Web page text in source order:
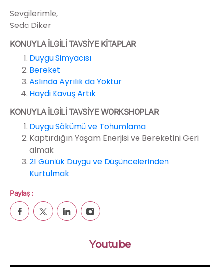
Sevgilerimle,
Seda Diker
KONUYLA İLGİLİ TAVSİYE KİTAPLAR
Duygu Simyacısı
Bereket
Aslında Ayrılık da Yoktur
Haydi Kavuş Artık
KONUYLA İLGİLİ TAVSİYE WORKSHOPLAR
Duygu Sökümü ve Tohumlama
Kaptırdığın Yaşam Enerjisi ve Bereketini Geri
almak
21 Günlük Duygu ve Düşüncelerinden
Kurtulmak
Paylaş :
Youtube